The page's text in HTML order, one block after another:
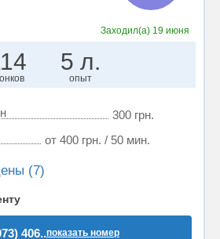
Заходил(а) 19 июня
5 л.
опыт
300 грн.
от 400 грн. / 50 мин.
(7)
406..показать номер